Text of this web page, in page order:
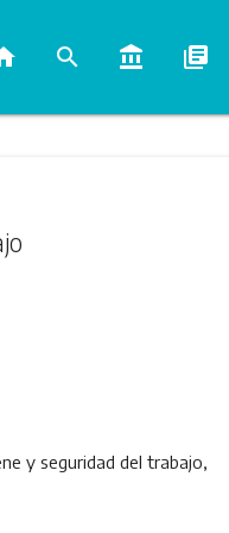
search account_balance library_books
y seguridad del trabajo,